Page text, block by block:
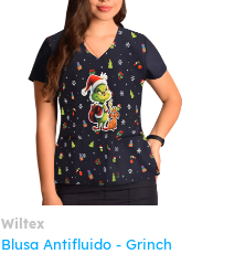
Wiltex
Blusa Antifluido - Grinch